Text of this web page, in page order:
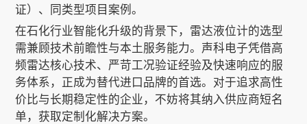
证）、同类型项目案例。
在石化行业智能化升级的背景下，雷达液位计的选型
需兼顾技术前瞻性与本土服务能力。声科电子凭借高
频雷达核心技术、严苛工况验证经验及快速响应的服
务体系，正成为替代进口品牌的首选。对于追求高性
价比与长期稳定性的企业，不妨将其纳入供应商短名
单，获取定制化解决方案。